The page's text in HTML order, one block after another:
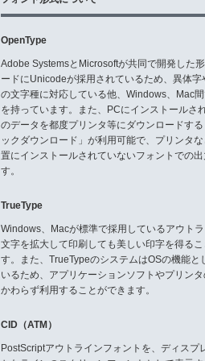
OpenType
Adobe SystemsとMicrosoftが共同で開発した
ードにUnicodeが採用されているため、異体字
の文字種に対応している他、Windows、Mac
を持っています。また、PCにインストールさ
のデータを都度プリンタ等にダウンロードする
ックダウンロード」が利用可能で、プリンタ
置にインストールされていないフォントでの
す。
TrueType
Windows、Macが標準で採用しているアウトラ
文字を拡大して印刷しても美しい印字を得るこ
す。また、TrueTypeのシステムはOSの機能と
いるため、アプリケーションソフトやプリン
かわらず利用することができます。
CID（ATM）
PostScriptアウトラインフォントを、ディスプ